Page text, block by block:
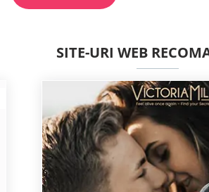
SITE-URI WEB